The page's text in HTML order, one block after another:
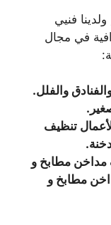
فنيي
في مجال
والفلل.
تنظيف
مداخن مطابخ و
مطابخ و